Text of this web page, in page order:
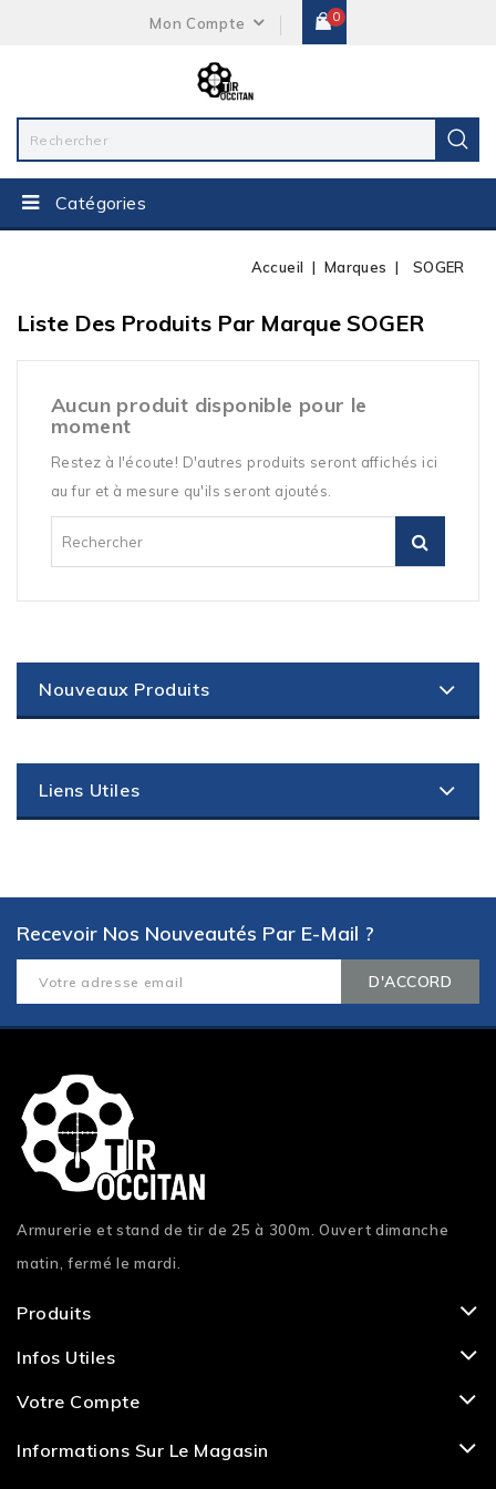
Mon Compte 0
Catégories
Accueil Marques SOGER
Liste Des Produits Par Marque SOGER
Aucun produit disponible pour le
moment
Restez à l'écoute! D'autres produits seront affichés ici
au fur et à mesure qu'ils seront ajoutés.
Nouveaux Produits
Liens Utiles
Recevoir Nos Nouveautés Par E-Mail ?
Armurerie et stand de tir de 25 à 300m. Ouvert dimanche
matin, fermé le mardi.
Produits
Infos Utiles
Votre Compte
Informations Sur Le Magasin